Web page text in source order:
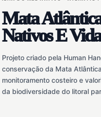
Mata
Nativos E
Projeto criado pela Human
conservação da Mata
monitoramento costeiro e
da biodiversidade do litoral